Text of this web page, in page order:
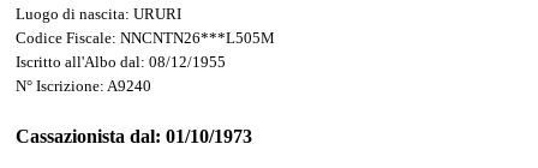
Luogo di nascita: URURI
Codice Fiscale: NNCNTN26***L505M
Iscritto all'Albo dal: 08/12/1955
N° Iscrizione: A9240
Cassazionista dal: 01/10/1973